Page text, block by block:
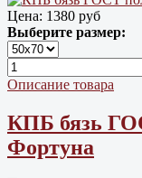
Цена: 1380 руб
Выберите размер:
Описание товара
КПБ бязь
Фортуна